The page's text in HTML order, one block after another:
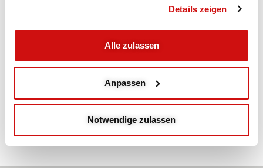
Details zeigen
Alle zulassen
Anpassen
Notwendige zulassen
Tomatenwürfel (ACGL)
Sticky Rice mit Mango
Warmes Abendbuffet (ABCDFLE)
Obst